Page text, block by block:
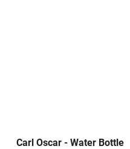
Carl Oscar - Water Bottle